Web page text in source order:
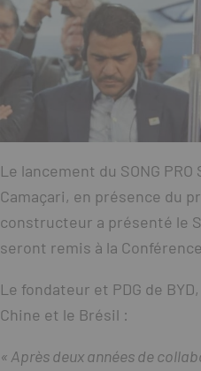
Le lancement du SONG
Camaçari, en présence du
constructeur a présenté le
seront remis à la
Le fondateur et PDG de
Chine et le Brésil :
« Après deux années de